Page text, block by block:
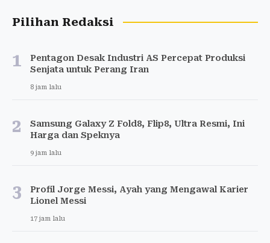
Pilihan Redaksi
1
Pentagon Desak Industri AS Percepat Produksi
Senjata untuk Perang Iran
8 jam lalu
2
Samsung Galaxy Z Fold8, Flip8, Ultra Resmi, Ini
Harga dan Speknya
9 jam lalu
3
Profil Jorge Messi, Ayah yang Mengawal Karier
Lionel Messi
17 jam lalu